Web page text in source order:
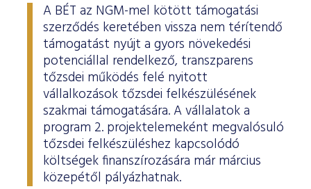
A BÉT az NGM-mel kötött támogatási
szerződés keretében vissza nem térítendő
támogatást nyújt a gyors növekedési
potenciállal rendelkező, transzparens
tőzsdei működés felé nyitott
vállalkozások tőzsdei felkészülésének
szakmai támogatására. A vállalatok a
program 2. projektelemeként megvalósuló
tőzsdei felkészüléshez kapcsolódó
költségek finanszírozására már március
közepétől pályázhatnak.